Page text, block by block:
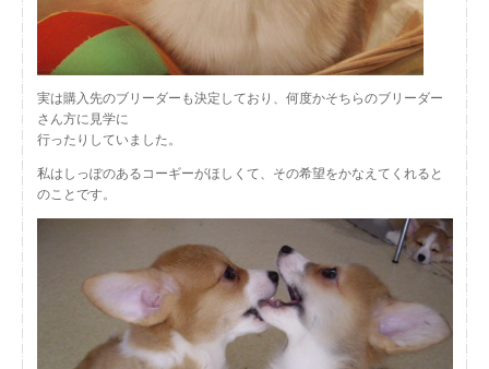
実は購入先のブリーダーも決定しており、何度かそちらのブリーダー
さん方に見学に
行ったりしていました。
私はしっぽのあるコーギーがほしくて、その希望をかなえてくれると
のことです。